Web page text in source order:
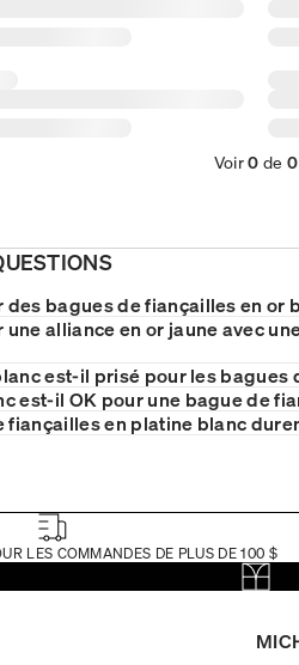
Voir0 de 0
des bagues de fiançailles en or
alliance en or jaune avec
est-il prisé pour les bagues
est-il OK pour une bague de
fiançailles en platine blanc
LES COMMANDES DE PLUS DE 100 $